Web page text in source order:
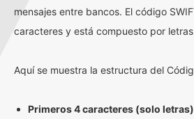
mensajes entre bancos. El código
caracteres y está compuesto por
Aquí se muestra la estructura del
Primeros 4 caracteres (solo letras)